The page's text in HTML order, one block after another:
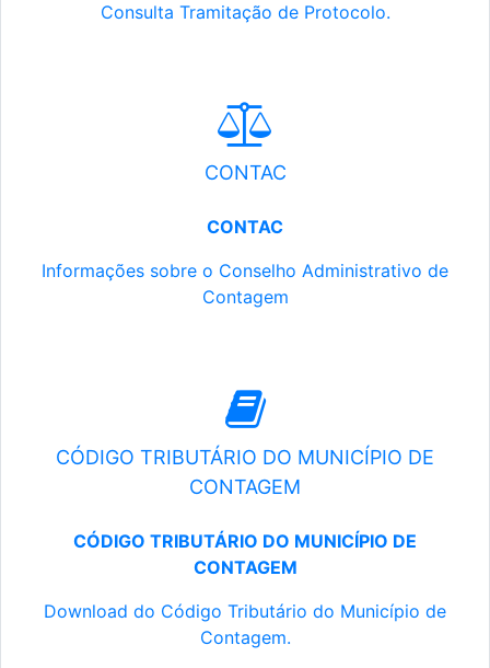
Consulta Tramitação de Protocolo.
CONTAC
CONTAC
Informações sobre o Conselho Administrativo de
Contagem
CÓDIGO TRIBUTÁRIO DO MUNICÍPIO DE
CONTAGEM
CÓDIGO TRIBUTÁRIO DO MUNICÍPIO DE
CONTAGEM
Download do Código Tributário do Município de
Contagem.